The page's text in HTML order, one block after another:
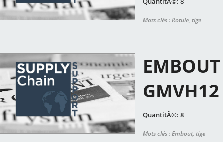
Mots clés : Rotule, tige
GMVH12
QuantitÃ©: 8
Mots clés : Embout, tige